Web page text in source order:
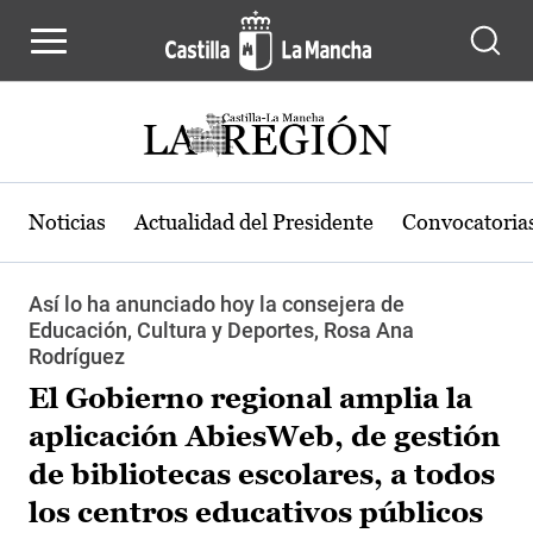
Noticias Actualidad del Presidente
Así lo ha anunciado hoy la consejera de
Educación, Cultura y Deportes, Rosa Ana
Rodríguez
El Gobierno regional amplia la
aplicación AbiesWeb, de gestión
de bibliotecas escolares, a todos
los centros educativos públicos